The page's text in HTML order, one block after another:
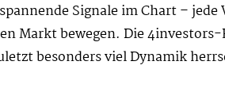
Signale im Chart – jede
Markt bewegen. Die
besonders viel Dynamik